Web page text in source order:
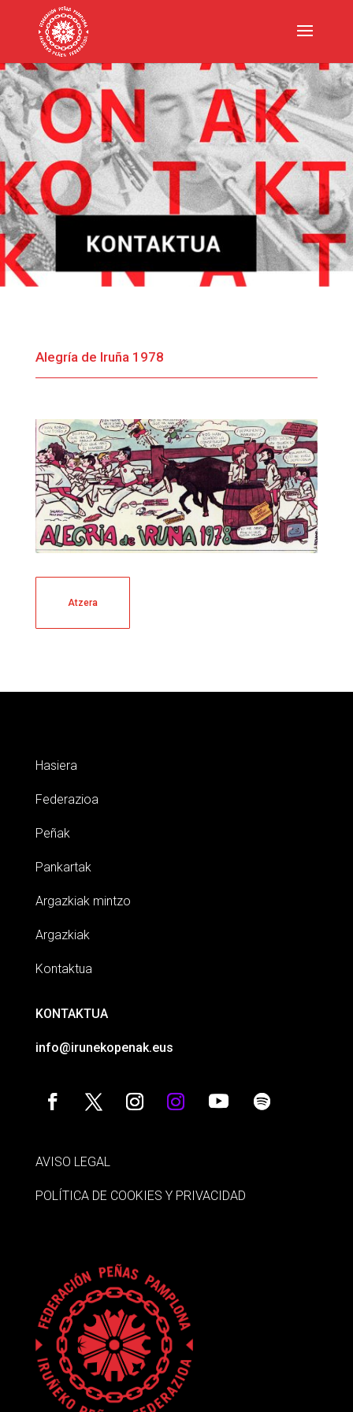
Alegría de Iruña 1978
Atzera
Hasiera
Federazioa
Peñak
Pankartak
Argazkiak mintzo
Argazkiak
Kontaktua
KONTAKTUA
info@irunekopenak.eus
AVISO LEGAL
POLÍTICA DE COOKIES Y PRIVACIDAD